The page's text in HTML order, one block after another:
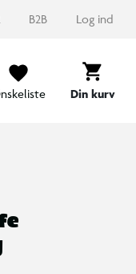
B2B Log ind
Din kurv